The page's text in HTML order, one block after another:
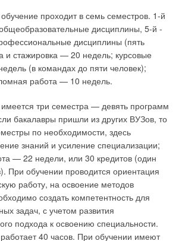
проходит в семь семестров. 1-й
дисциплины, 5-й -
дисциплины (пять
и стажировка — 20 недель; курсовые
(в командах до пяти человек);
работа — 10 недель.
три семестра — девять программ
бакалавры пришли из других ВУЗов, то
по необходимости, здесь
знаний и усиление специализации;
— 22 недели, или 30 кредитов (один
При обучении проводится ориентация
работу, на освоение методов
создать компетентность для
задач, с учетом развития
подхода к освоению специальности.
40 часов. При обучении имеют